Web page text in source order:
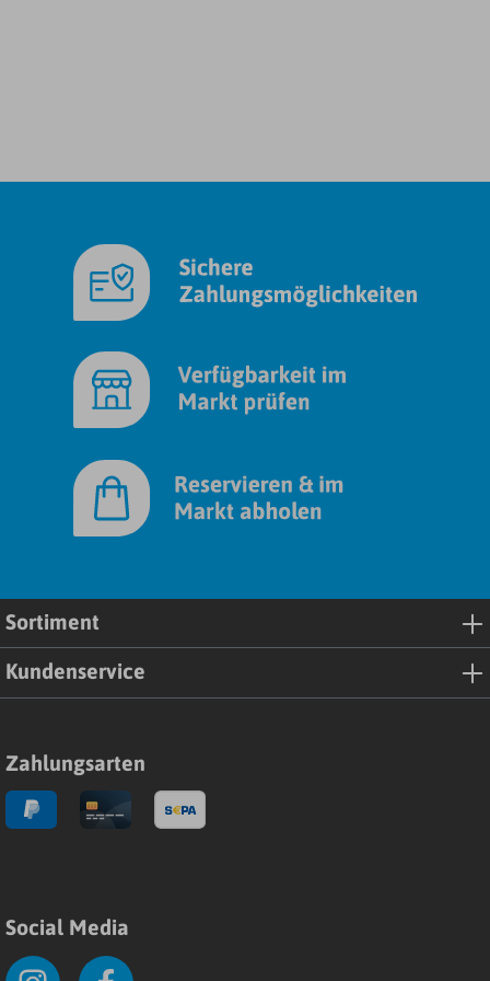
Sortiment
Kundenservice
Zahlungsarten
Social Media